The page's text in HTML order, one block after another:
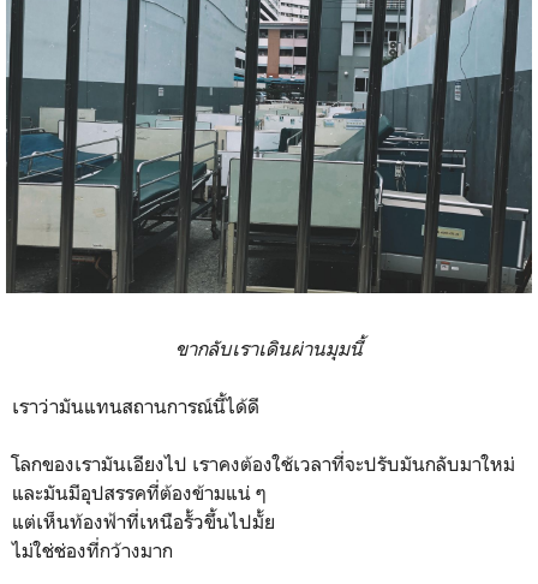
ขากลับเราเดินผ่านมุมนี้
เราว่ามันแทนสถานการณ์นี้ได้ดี
โลกของเรามันเอียงไป เราคงต้องใช้เวลาที่จะปรับมันกลับมาใหม่
และมันมีอุปสรรคที่ต้องข้ามแน่ ๆ
แต่เห็นท้องฟ้าที่เหนือรั้วขึ้นไปมั้ย
ไม่ใช่ช่องที่กว้างมาก